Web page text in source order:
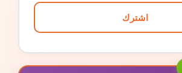
اشترك